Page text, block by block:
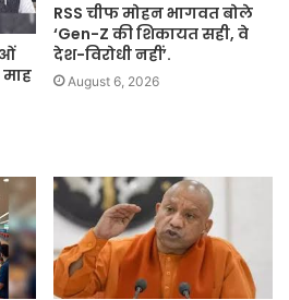
RSS चीफ मोहन भागवत बोले
‘Gen-Z की शिकायत सही, वे
देश-विरोधी नहीं’.
August 6, 2026